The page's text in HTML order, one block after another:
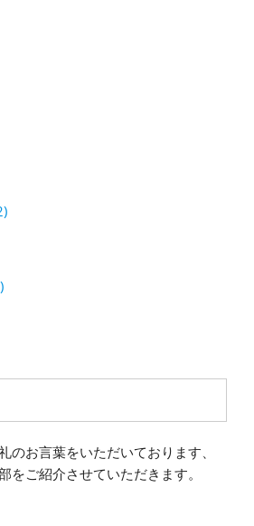
のお言葉をいただいております、
をご紹介させていただきます。